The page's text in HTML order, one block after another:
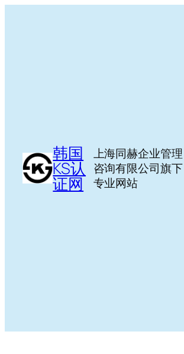
韩国
KS认
证网
上海同赫企业管理
咨询有限公司旗下
专业网站